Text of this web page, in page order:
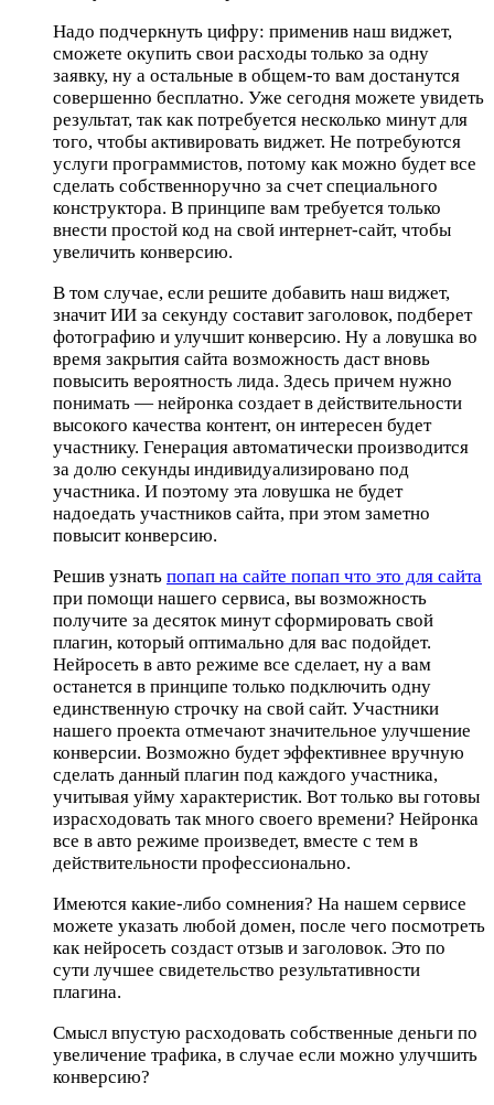
Надо подчеркнуть цифру: применив наш виджет,
сможете окупить свои расходы только за одну
заявку, ну а остальные в общем-то вам достанутся
совершенно бесплатно. Уже сегодня можете увидеть
результат, так как потребуется несколько минут для
того, чтобы активировать виджет. Не потребуются
услуги программистов, потому как можно будет все
сделать собственноручно за счет специального
конструктора. В принципе вам требуется только
внести простой код на свой интернет-сайт, чтобы
увеличить конверсию.
В том случае, если решите добавить наш виджет,
значит ИИ за секунду составит заголовок, подберет
фотографию и улучшит конверсию. Ну а ловушка во
время закрытия сайта возможность даст вновь
повысить вероятность лида. Здесь причем нужно
понимать — нейронка создает в действительности
высокого качества контент, он интересен будет
участнику. Генерация автоматически производится
за долю секунды индивидуализировано под
участника. И поэтому эта ловушка не будет
надоедать участников сайта, при этом заметно
повысит конверсию.
Решив узнать попап на сайте попап что это для сайта
при помощи нашего сервиса, вы возможность
получите за десяток минут сформировать свой
плагин, который оптимально для вас подойдет.
Нейросеть в авто режиме все сделает, ну а вам
останется в принципе только подключить одну
единственную строчку на свой сайт. Участники
нашего проекта отмечают значительное улучшение
конверсии. Возможно будет эффективнее вручную
сделать данный плагин под каждого участника,
учитывая уйму характеристик. Вот только вы готовы
израсходовать так много своего времени? Нейронка
все в авто режиме произведет, вместе с тем в
действительности профессионально.
Имеются какие-либо сомнения? На нашем сервисе
можете указать любой домен, после чего посмотреть
как нейросеть создаст отзыв и заголовок. Это по
сути лучшее свидетельство результативности
плагина.
Смысл впустую расходовать собственные деньги по
увеличение трафика, в случае если можно улучшить
конверсию?